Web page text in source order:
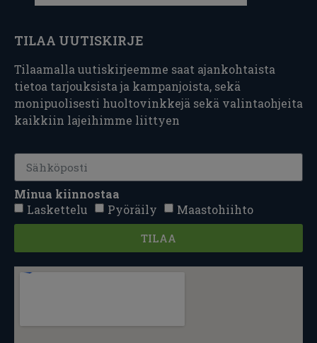
TILAA UUTISKIRJE
Tilaamalla uutiskirjeemme saat ajankohtaista
tietoa tarjouksista ja kampanjoista, sekä
monipuolisesti huoltovinkkejä sekä valintaohjeita
kaikkiin lajeihimme liittyen
Minua kiinnostaa
Laskettelu
Pyöräily Maastohiihto
TILAA